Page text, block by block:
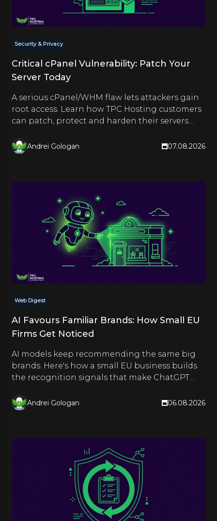
Security & Privacy
Critical cPanel Vulnerability: Patch Your
Server Today
A serious cPanel/WHM flaw lets attackers gain
root access. Learn how TPC Hosting customers
can patch, protect and harden their servers
Andrei Gologan 07.08.2026
Web Digest
AI Favours Familiar Brands: How Small EU
Firms Get Noticed
AI models keep recommending the same big
brands. Here's how a small EU business builds
the recognition signals that make ChatGPT
Andrei Gologan 06.08.2026